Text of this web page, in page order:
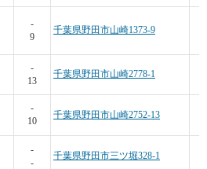
-
9
千葉県野田市山崎1373-9
-
13
千葉県野田市山崎2778-1
-
10
千葉県野田市山崎2752-13
-
-
千葉県野田市三ツ堀328-1